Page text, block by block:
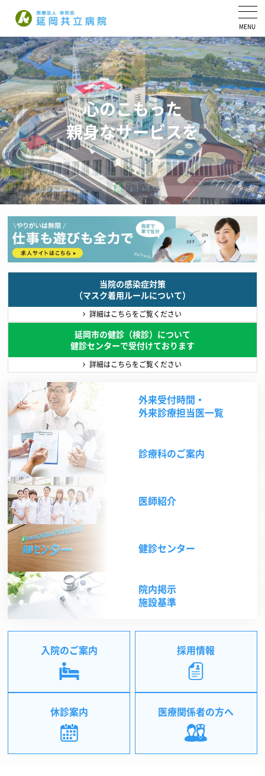
心のこもった
親身なサービスを
当院の感染症対策
（マスク着用ルールについて）
詳細はこちらをご覧ください
延岡市の健診（検診）について
健診センターで受付けております
詳細はこちらをご覧ください
外来受付時間・
外来診療担当医一覧
診療科のご案内
医師紹介
健診センター
院内掲示
施設基準
入院のご案内 採用情報
休診案内 医療関係者の方へ